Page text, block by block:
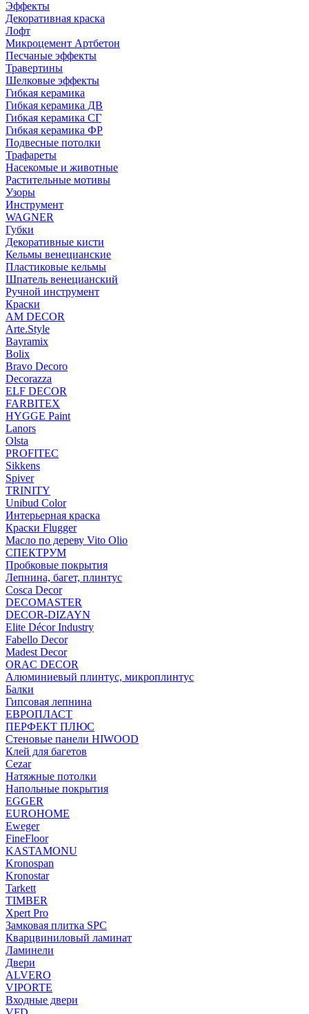
Эффекты
Декоративная краска
Лофт
Микроцемент Артбетон
Песчаные эффекты
Травертины
Шелковые эффекты
Гибкая керамика
Гибкая керамика ДВ
Гибкая керамика СГ
Гибкая керамика ФР
Подвесные потолки
Трафареты
Насекомые и животные
Растительные мотивы
Узоры
Инструмент
WAGNER
Губки
Декоративные кисти
Кельмы венецианские
Пластиковые кельмы
Шпатель венецианский
Ручной инструмент
Краски
AM DECOR
Arte.Style
Bayramix
Bolix
Bravo Decoro
Decorazza
ELF DECOR
FARBITEX
HYGGE Paint
Lanors
Olsta
PROFITEC
Sikkens
Spiver
TRINITY
Unibud Color
Интерьерная краска
Краски Flugger
Масло по дереву Vito Olio
СПЕКТРУМ
Пробковые покрытия
Лепнина, багет, плинтус
Cosca Decor
DECOMASTER
DECOR-DIZAYN
Elite Décor Industry
Fabello Decor
Madest Decor
ORAC DECOR
Алюминиевый плинтус, микроплинтус
Балки
Гипсовая лепнина
ЕВРОПЛАСТ
ПЕРФЕКТ ПЛЮС
Стеновые панели HIWOOD
Клей для багетов
Cezar
Натяжные потолки
Напольные покрытия
EGGER
EUROHOME
Eweger
FineFloor
KASTAMONU
Kronospan
Kronostar
Tarkett
TIMBER
Xpert Pro
Замковая плитка SPC
Кварцвиниловый ламинат
Ламинели
Двери
ALVERO
VIPORTE
Входные двери